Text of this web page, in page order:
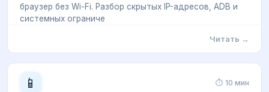
браузер без Wi-Fi. Разбор скрытых IP-адресов, ADB и
системных ограниче
Читать →
📱 ⏱ 10 мин